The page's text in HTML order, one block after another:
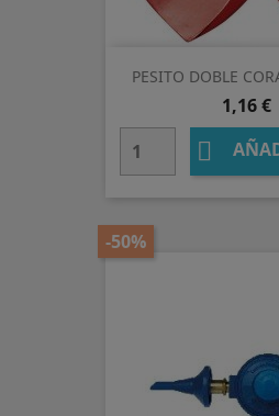
PESITO DOBLE
Precio
1,16 €

-50%